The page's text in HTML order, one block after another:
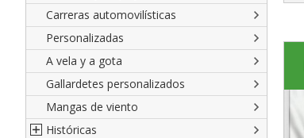
provincias del Mundo
Territorios británicos de ultramar
Francia de ultramar
Provincias Españolas
Ciudades francesas
Ciudades españolas
Ciudades del Mundo
Militares y Mercantes
Código náutico internacional
Empavesadas
De Playa
De cortesia
Carreras automovilísticas
Personalizadas
A vela y a gota
Gallardetes personalizados
Mangas de viento
Históricas